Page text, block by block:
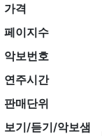
가격
페이지수
악보번호
연주시간
판매단위
보기/듣기/악보샘